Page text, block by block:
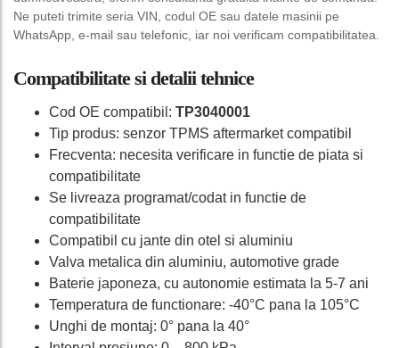
Ne puteti trimite seria VIN, codul OE sau datele masinii pe
WhatsApp, e-mail sau telefonic, iar noi verificam compatibilitatea.
Compatibilitate si detalii tehnice
Cod OE compatibil: TP3040001
Tip produs: senzor TPMS aftermarket compatibil
Frecventa: necesita verificare in functie de piata si
compatibilitate
Se livreaza programat/codat in functie de
compatibilitate
Compatibil cu jante din otel si aluminiu
Valva metalica din aluminiu, automotive grade
Baterie japoneza, cu autonomie estimata la 5-7 ani
Temperatura de functionare: -40°C pana la 105°C
Unghi de montaj: 0° pana la 40°